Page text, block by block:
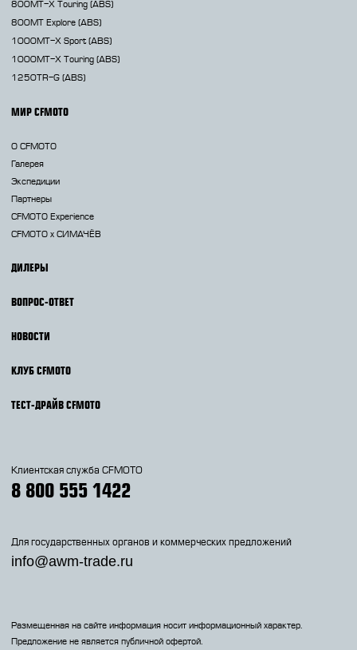
800MT-X Touring (ABS)
800MT Explore (ABS)
1000MT-X Sport (ABS)
1000MT-X Touring (ABS)
1250TR-G (ABS)
МИР CFMOTO
О CFMOTO
Галерея
Экспедиции
Партнеры
CFMOTO Experience
CFMOTO х СИМАЧЁВ
ДИЛЕРЫ
ВОПРОС-ОТВЕТ
НОВОСТИ
КЛУБ CFMOTO
ТЕСТ-ДРАЙВ CFMOTO
Клиентская служба CFMOTO
8 800 555 1422
Для государственных органов и коммерческих предложений
info@awm-trade.ru
Размещенная на сайте информация носит информационный характер.
Предложение не является публичной офертой.